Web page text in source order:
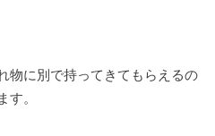
物に別で持ってきてもらえるの
。